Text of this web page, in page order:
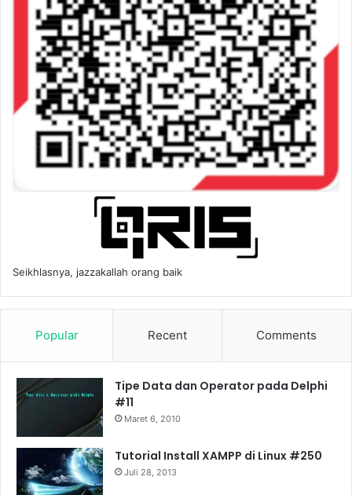
Seikhlasnya, jazzakallah orang baik
Popular Recent Comments
Tipe Data dan Operator pada Delphi
#11
Maret 6, 2010
Tutorial Install XAMPP di Linux #250
Juli 28, 2013